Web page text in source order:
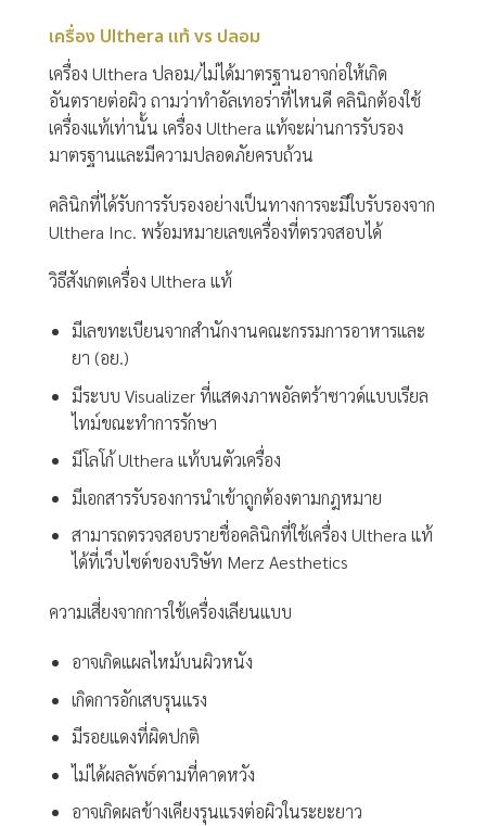
เครื่อง Ulthera แท้ vs ปลอม
เครื่อง Ulthera ปลอม/ไม่ได้มาตรฐานอาจก่อให้เกิด
อันตรายต่อผิว ถามว่าทำอัลเทอร่าที่ไหนดี คลินิกต้องใช้
เครื่องแท้เท่านั้น เครื่อง Ulthera แท้จะผ่านการรับรอง
มาตรฐานและมีความปลอดภัยครบถ้วน
คลินิกที่ได้รับการรับรองอย่างเป็นทางการจะมีใบรับรองจาก
Ulthera Inc. พร้อมหมายเลขเครื่องที่ตรวจสอบได้
วิธีสังเกตเครื่อง Ulthera แท้
มีเลขทะเบียนจากสำนักงานคณะกรรมการอาหารและ
ยา (อย.)
มีระบบ Visualizer ที่แสดงภาพอัลตร้าซาวด์แบบเรียล
ไทม์ขณะทำการรักษา
มีโลโก้ Ulthera แท้บนตัวเครื่อง
มีเอกสารรับรองการนำเข้าถูกต้องตามกฎหมาย
สามารถตรวจสอบรายชื่อคลินิกที่ใช้เครื่อง Ulthera แท้
ได้ที่เว็บไซต์ของบริษัท Merz Aesthetics
ความเสี่ยงจากการใช้เครื่องเลียนแบบ
อาจเกิดแผลไหม้บนผิวหนัง
เกิดการอักเสบรุนแรง
มีรอยแดงที่ผิดปกติ
ไม่ได้ผลลัพธ์ตามที่คาดหวัง
อาจเกิดผลข้างเคียงรุนแรงต่อผิวในระยะยาว